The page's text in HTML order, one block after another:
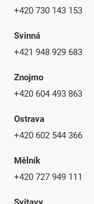
+420 730 143 153
Svinná
+421 948 929 683
Znojmo
+420 604 493 863
Ostrava
+420 602 544 366
Mělník
+420 727 949 111